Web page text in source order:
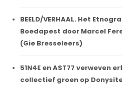
BEELD/VERHAAL. Het
Boedapest door Marcel
(Gie Bresseleers)
51N4E en AST77 verweven
collectief groen op